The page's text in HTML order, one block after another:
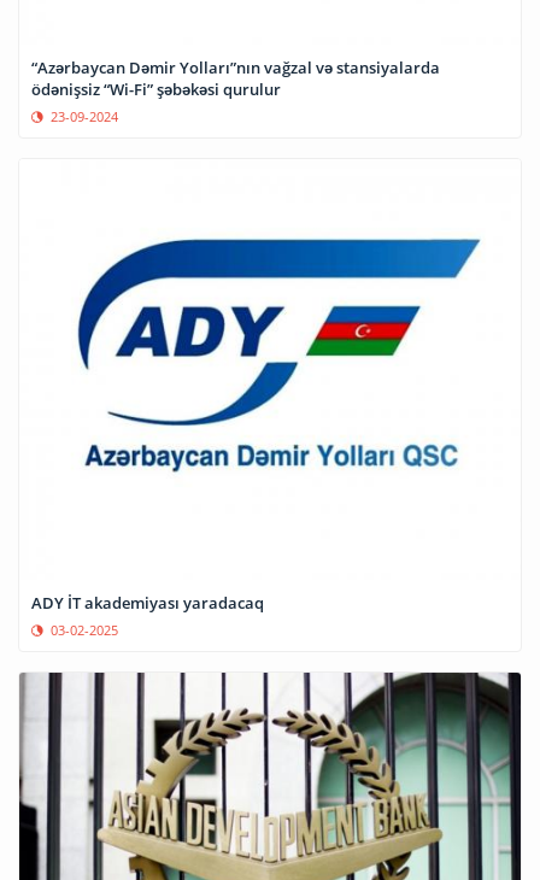
“Azərbaycan Dəmir Yolları”nın vağzal və stansiyalarda
ödənişsiz “Wi-Fi” şəbəkəsi qurulur
23-09-2024
ADY İT akademiyası yaradacaq
03-02-2025